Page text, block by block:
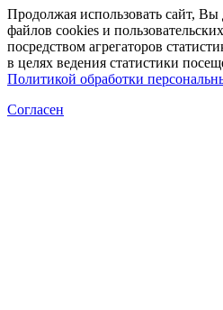
Продолжая использовать сайт, Вы
файлов cookies и
посредством агрегаторов
в целях ведения статистики
Политикой обработки
Согласен